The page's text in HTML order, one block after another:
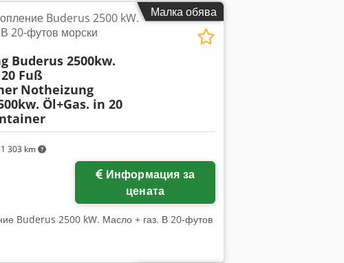
Малка обява
303 km
Buderus 2500 kW.
20-футов морски
Buderus 2500kw.
Fuß
Notheizung
Öl+Gas. in 20
цената
Buderus 2500 kW. Масло + газ. В 20-футов